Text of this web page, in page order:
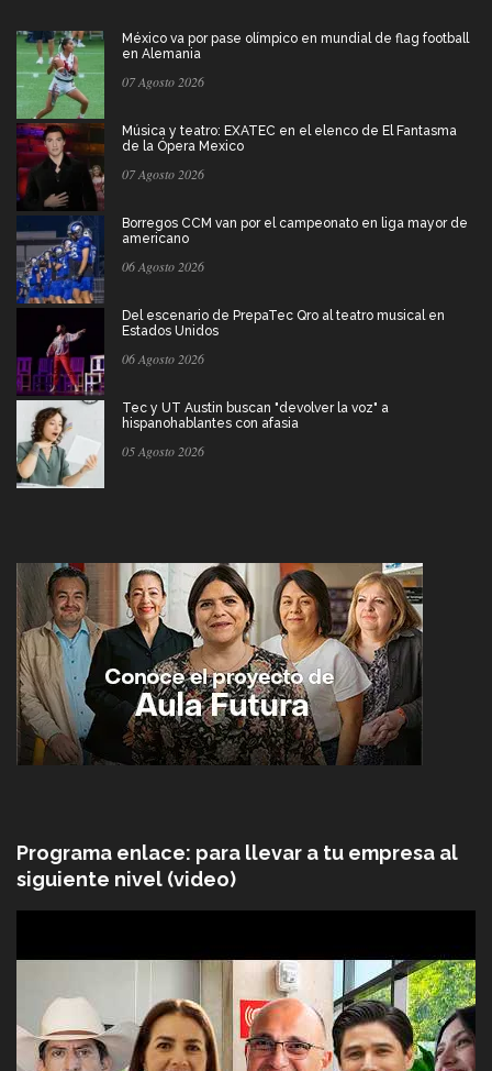
México va por pase olímpico en mundial de flag football
en Alemania
07 Agosto 2026
Música y teatro: EXATEC en el elenco de El Fantasma
de la Ópera Mexico
07 Agosto 2026
Borregos CCM van por el campeonato en liga mayor de
americano
06 Agosto 2026
Del escenario de PrepaTec Qro al teatro musical en
Estados Unidos
06 Agosto 2026
Tec y UT Austin buscan "devolver la voz" a
hispanohablantes con afasia
05 Agosto 2026
Programa enlace: para llevar a tu empresa al
siguiente nivel (video)